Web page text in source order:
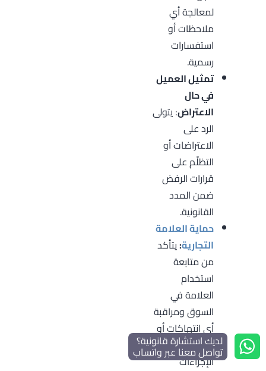
لمعالجة أي
ملاحظات أو
استفسارات
رسمية.
تمثيل العميل
في حال
الاعتراض: يتولى
الرد على
الاعتراضات أو
التظلّم على
قرارات الرفض
ضمن المدد
القانونية.
حماية العلامة
التجارية:يتأكد
من متابعة
استخدام
العلامة في
السوق ومراقبة
أي انتهاكات أو
تقليد لها، ويتخذ
الإجراءات
لديك استشارة قانونية؟
تواصل معنا عبر واتساب